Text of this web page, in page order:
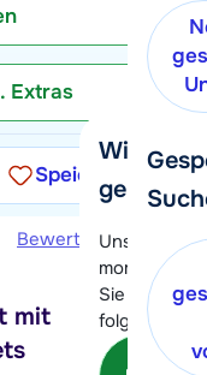
Wir
gerne
Unser
momentan
Sie können
folgenden
Extras
Speichern
Bewertungen
mit